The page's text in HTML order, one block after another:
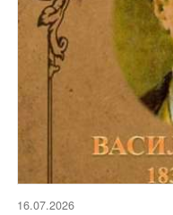
16.07.2026